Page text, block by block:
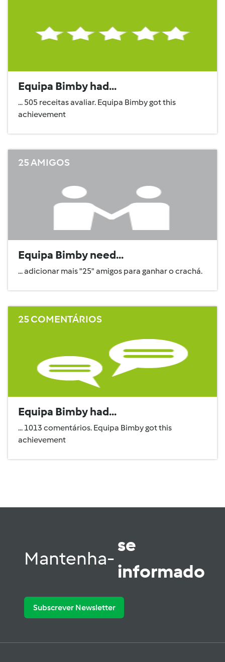
Equipa Bimby had...
... 505 receitas avaliar. Equipa Bimby got this
achievement
25 AMIGOS
Equipa Bimby need...
... adicionar mais "25" amigos para ganhar o crachá.
25 COMENTÁRIOS
Equipa Bimby had...
... 1013 comentários. Equipa Bimby got this
achievement
Mantenha-
se
informado
Subscrever Newsletter